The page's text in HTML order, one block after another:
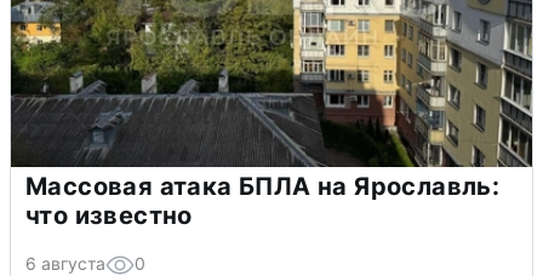
Массовая атака БПЛА на Ярославль:
что известно
6 августа 0